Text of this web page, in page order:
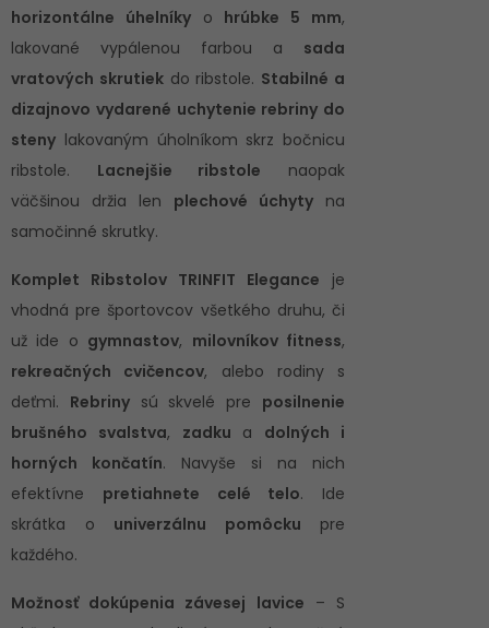
horizontálne úhelníkyo hrúbke 5 mm,
lakované vypálenou farbou a sada
vratových skrutiekdo ribstole. Stabilné a
dizajnovo vydarené uchytenie rebriny do
steny lakovaným úholníkom skrz bočnicu
ribstole. Lacnejšie ribstole naopak
väčšinou držia len plechové úchyty na
samočinné skrutky.
Komplet Ribstolov TRINFIT Elegance je
vhodná pre športovcov všetkého druhu, či
už ide o gymnastov, milovníkov fitness,
rekreačných cvičencov, alebo rodiny s
deťmi. Rebrinysú skvelé pre posilnenie
brušného svalstva, zadku a dolných i
horných končatín. Navyše si na nich
efektívne pretiahnete celé telo. Ide
skrátka o univerzálnu pomôcku pre
každého.
Možnosť dokúpenia závesej lavice – S